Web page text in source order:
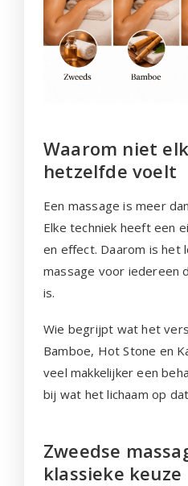
Waarom niet
hetzelfde voelt
Een massage is meer
Elke techniek heeft een
en effect. Daarom is het
massage voor iedereen
is.
Wie begrijpt wat het
Bamboe, Hot Stone en
veel makkelijker een
bij wat het lichaam op
Zweedse
klassieke keuze